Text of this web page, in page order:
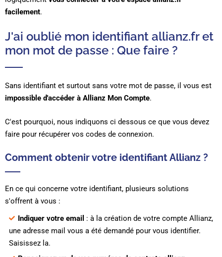
facilement.
J'ai oublié mon identifiant allianz.fr et
mon mot de passe : Que faire ?
Sans identifiant et surtout sans votre mot de passe, il vous est
impossible d'accéder à Allianz Mon Compte.
C'est pourquoi, nous indiquons ci dessous ce que vous devez
faire pour récupérer vos codes de connexion.
Comment obtenir votre identifiant Allianz ?
En ce qui concerne votre identifiant, plusieurs solutions
s'offrent à vous :
Indiquer votre email : à la création de votre compte Allianz,
une adresse mail vous a été demandé pour vous identifier.
Saisissez la.